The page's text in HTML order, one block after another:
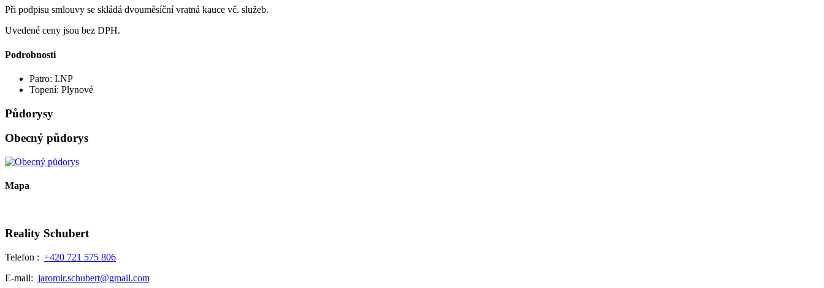
Při podpisu smlouvy se skládá dvouměsíční vratná kauce vč. služeb.
Uvedené ceny jsou bez DPH.
Podrobnosti
Patro: I.NP
Topení: Plynové
Půdorysy
Obecný půdorys
Mapa
Reality Schubert
Telefon : +420 721 575 806
E-mail: jaromir.schubert@gmail.com